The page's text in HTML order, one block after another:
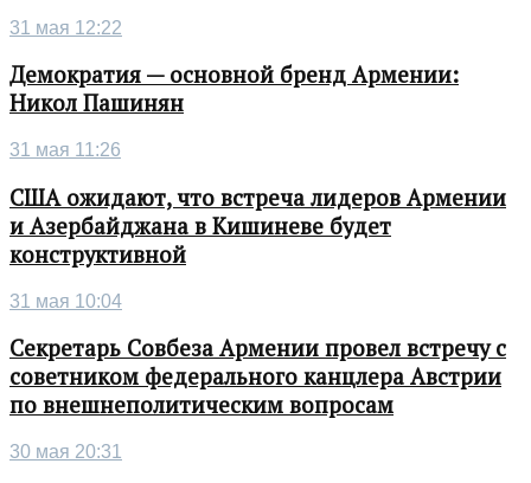
31 мая 12:22
Демократия — основной бренд Армении:
Никол Пашинян
31 мая 11:26
США ожидают, что встреча лидеров Армении
и Азербайджана в Кишиневе будет
конструктивной
31 мая 10:04
Секретарь Совбеза Армении провел встречу с
советником федерального канцлера Австрии
по внешнеполитическим вопросам
30 мая 20:31